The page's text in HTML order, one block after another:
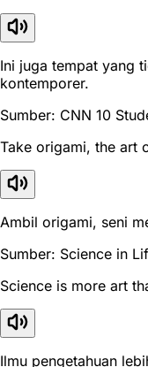
Ini juga tempat yang
kontemporer.
Sumber: CNN 10
Take origami, the art
Ambil origami, seni
Sumber: Science in
Science is more art
Ilmu pengetahuan